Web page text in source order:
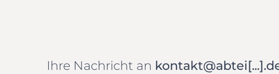
Ihre Nachricht an